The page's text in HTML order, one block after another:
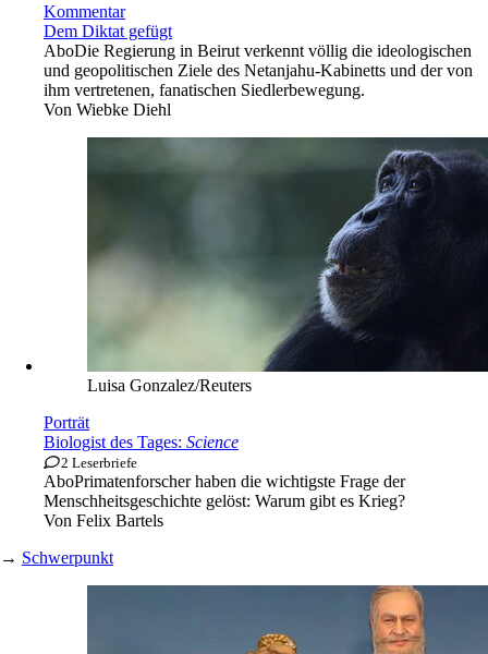
Kommentar
Dem Diktat gefügt
AboDie Regierung in Beirut verkennt völlig die ideologischen
und geopolitischen Ziele des Netanjahu-Kabinetts und der von
ihm vertretenen, fanatischen Siedlerbewegung.
Von Wiebke Diehl
Luisa Gonzalez/Reuters
Porträt
Biologist des Tages: Science
2 Leserbriefe
AboPrimatenforscher haben die wichtigste Frage der
Menschheitsgeschichte gelöst: Warum gibt es Krieg?
Von Felix Bartels
→ Schwerpunkt